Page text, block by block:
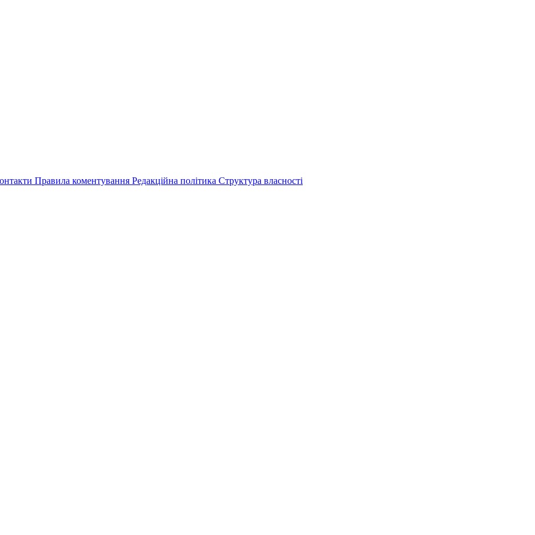
Правила коментування Редакційна політика Структура власності